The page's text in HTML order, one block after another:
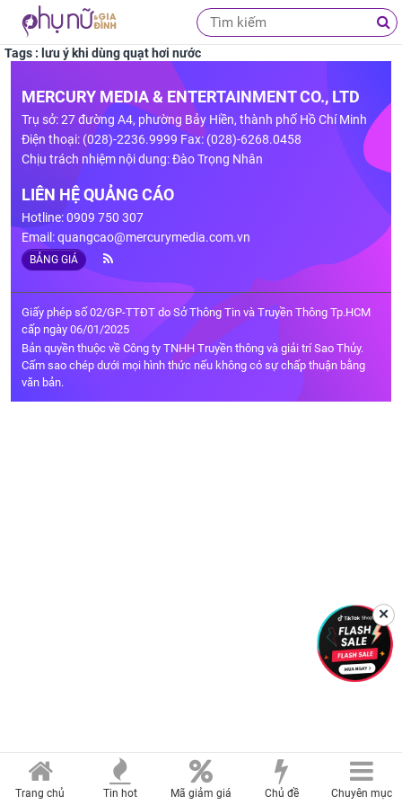
Tags : lưu ý khi dùng quạt hơi nước
MERCURY MEDIA & ENTERTAINMENT CO., LTD
Trụ sở: 27 đường A4, phường Bảy Hiền, thành phố Hồ Chí Minh
Điện thoại: (028)-2236.9999 Fax: (028)-6268.0458
Chịu trách nhiệm nội dung: Đào Trọng Nhân
LIÊN HỆ QUẢNG CÁO
Hotline: 0909 750 307
Email:quangcao@mercurymedia.com.vn
BẢNG GIÁ
Giấy phép số 02/GP-TTĐT do Sở Thông Tin và Truyền Thông Tp.HCM
cấp ngày 06/01/2025
Bản quyền thuộc về Công ty TNHH Truyền thông và giải trí Sao Thủy.
Cấm sao chép dưới mọi hình thức nếu không có sự chấp thuận bằng
văn bản.
Trang chủ Tin hot Mã giảm giá Chủ đề Chuyên mục
✕